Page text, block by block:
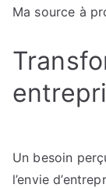
Ma source à
Un besoin
l’envie